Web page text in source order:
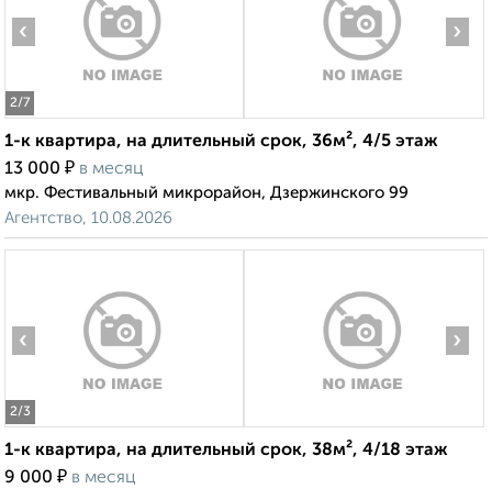
2/7
‹ ›
1-к квартира, на длительный срок, 36м², 4/5 этаж
13 000 ₽ в месяц
мкр. Фестивальный микрорайон, Дзержинского 99
Агентство, 10.08.2026
2/3
‹ ›
1-к квартира, на длительный срок, 38м², 4/18 этаж
9 000 ₽ в месяц